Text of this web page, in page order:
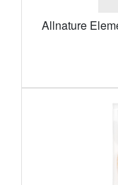
Allnature